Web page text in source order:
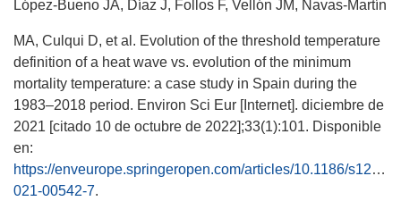
López-Bueno JA, Díaz J, Follos F, Vellón JM, Navas-Martín
MA, Culqui D, et al. Evolution of the threshold temperature
definition of a heat wave vs. evolution of the minimum
mortality temperature: a case study in Spain during the
1983–2018 period. Environ Sci Eur [Internet]. diciembre de
2021 [citado 10 de octubre de 2022];33(1):101. Disponible
en:
https://enveurope.springeropen.com/articles/10.1186/s12302-
021-00542-7.